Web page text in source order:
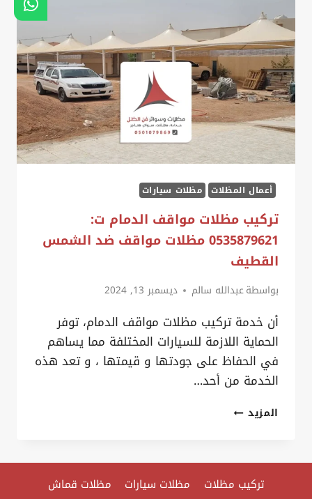
خلال
24
ساعة
،
احجز
مظلات
مواقف
الدمام
أعمال المظلات مظلات سيارات
تركيب مظلات مواقف الدمام ت:
0535879621 مظلات مواقف ضد الشمس
القطيف
بواسطةعبدالله سالم ديسمبر 13, 2024
أن خدمة تركيب مظلات مواقف الدمام، توفر
الحماية اللازمة للسيارات المختلفة مما يساهم
في الحفاظ على جودتها و قيمتها ، و تعد هذه
الخدمة من أحد…
المزيدتركيب
ت:
تركيب مظلات مظلات سيارات
مظلات قماش